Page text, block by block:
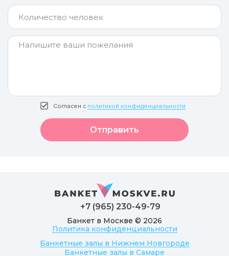
Согласен с политикой конфиденциальности
Отправить
Банкет в Москве © 2026
Политика конфиденциальности
Банкетные залы в Нижнем Новгороде
Банкетные залы в Самаре
+7 (965) 230-49-79